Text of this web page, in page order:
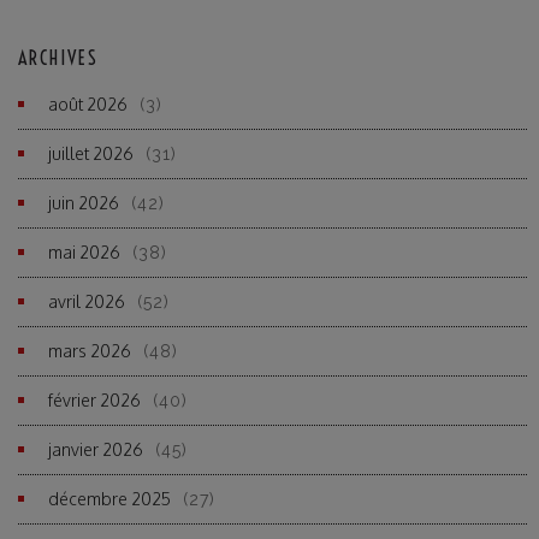
ARCHIVES
août 2026 (3)
juillet 2026 (31)
juin 2026 (42)
mai 2026 (38)
avril 2026 (52)
mars 2026 (48)
février 2026 (40)
janvier 2026 (45)
décembre 2025 (27)